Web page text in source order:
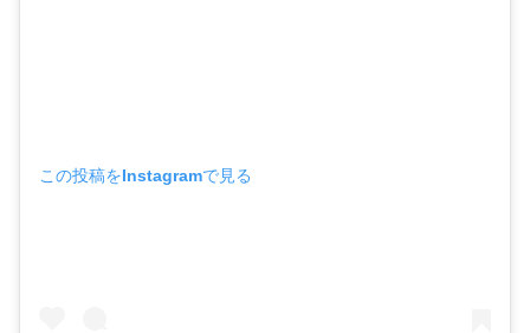
この投稿をInstagramで見る